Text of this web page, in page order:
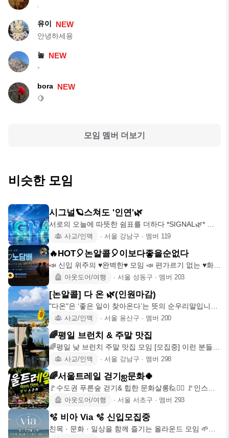
.
유이 NEW
안녕하세용
놀 NEW
-
bora NEW
🍋
모임 멤버 더보기
비슷한 모임
시그널🪐스쳐도 '인연'🌿
서로의 오늘에 따뜻한 쉼표를 더하다 *SIGNAL🌿* 🌱
Since 2사교/인맥 ∙ 서울 강남구 ∙ 멤버 119
🔥HOT🎈논알콜🎈이보다좋을순없다
📣 신입 위주의 ♥완벽한♥ 모임 📣 편가르기 없는 ♥화합
의♥ 모임 📣 서
아웃도어/여행 ∙ 서울 성동구 ∙ 멤버 203
[논알콜] 다 온 🌿(인원마감)
"다온"은 ‘좋은 일이 찾아온다’는 뜻의 순우리말입니다.
이곳에서 좋은
사교/인맥 ∙ 서울 용산구 ∙ 멤버 200
🌈평일 브런치 & 주말 맛집
🌈평일 낮 브런치 주말 맛집 모임 [모집중] 이런 분들
가입 환영 -
사교/인맥 ∙ 서울 강남구 ∙ 멤버 298
🌈서울트레일 걷기ஐ문화🍀
🚩수도권 푸른숲 걷기& 힙한 문화살롱🙋🙋‍♀️ 🚩인스타:
seoultra아웃도어/여행 ∙ 서울 서초구 ∙ 멤버 293
🫧 비아 Via 🫧 신입모집중
친목 · 문화 · 일상을 함께 즐기는 올라운드 모임 🌱